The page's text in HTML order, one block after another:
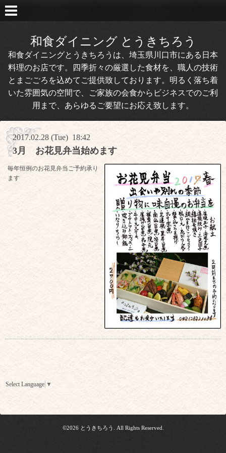
和食ダイニング とうきちろう
和食ダイニングとうきちろうは、埼玉県川口市にある日本
料理のお店です。四季折々の厳選した食材を、職人の技術
とまごごろを込めてご提供致しております。明るく落ち着
いた雰囲気の空間で、ご家族の会食からビジネスでのご利
用まで、あらゆるご要望にお応え致します。
2017.02.28 (Tue) 18:42
3月 お花見弁当始めます
毎年恒例のお花見弁当ご予約承り
ます
Select Language ▼
©2026 とうきちろう . All Rights Reserved.